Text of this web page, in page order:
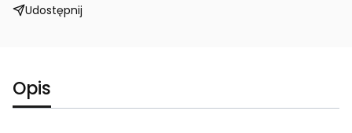
Udostępnij
Opis